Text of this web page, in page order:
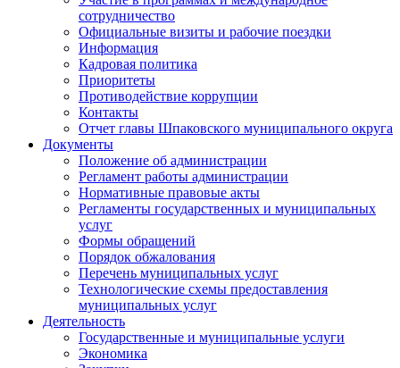
сотрудничество
Официальные визиты и рабочие поездки
Информация
Кадровая политика
Приоритеты
Противодействие коррупции
Контакты
Отчет главы Шпаковского муниципального округа
Документы
Положение об администрации
Регламент работы администрации
Нормативные правовые акты
Регламенты государственных и муниципальных
услуг
Формы обращений
Порядок обжалования
Перечень муниципальных услуг
Технологические схемы предоставления
муниципальных услуг
Деятельность
Государственные и муниципальные услуги
Экономика